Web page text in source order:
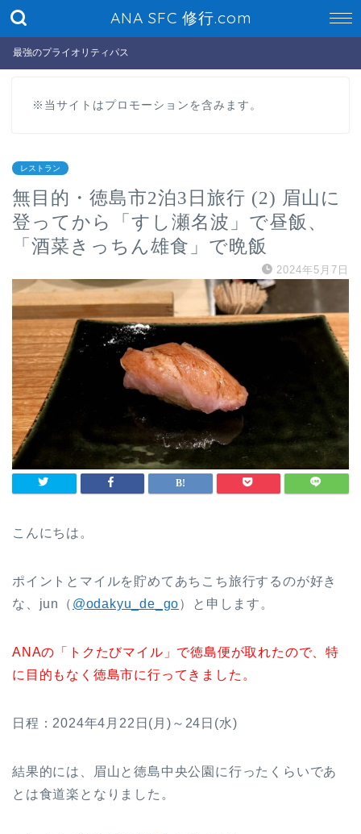
ANA SFC 修行.com
最強のプライオリティパス
※当サイトはプロモーションを含みます。
レストラン
無目的・徳島市2泊3日旅行 (2) 眉山に
登ってから「すし瀬名波」で昼飯、
「酒菜きっちん雄食」で晩飯
2024年5月7日
こんにちは。
ポイントとマイルを貯めてあちこち旅行するのが好き
な、jun（ @odakyu_de_go）と申します。
ANAの「トクたびマイル」で徳島便が取れたので、特
に目的もなく徳島市に行ってきました。
日程：2024年4月22日(月)～24日(水)
結果的には、眉山と徳島中央公園に行ったくらいであ
とは食道楽となりました。